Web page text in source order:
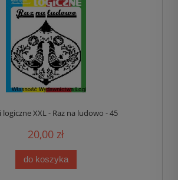
logiczne XXL - Raz na ludowo - 45
20,00 zł
do koszyka